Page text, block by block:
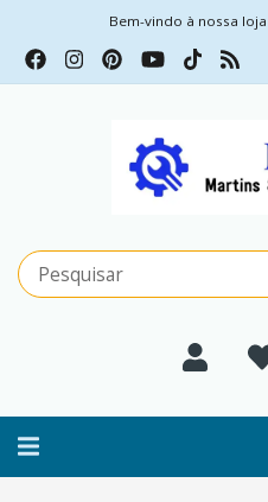
Bem-vindo à nossa
Alternar